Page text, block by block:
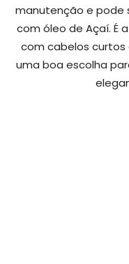
manutenção e pode
com óleo de Açaí. É
com cabelos curtos
uma boa escolha